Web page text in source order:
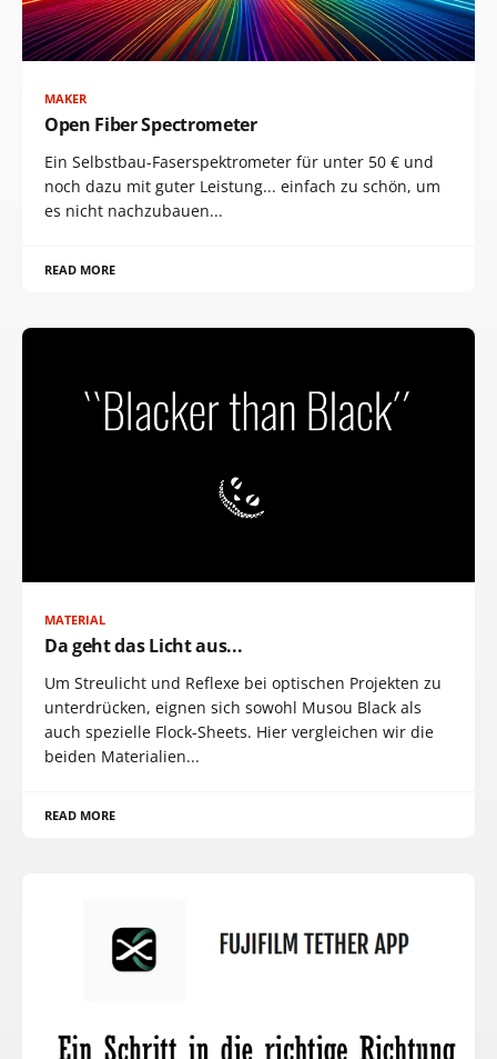
MAKER
Open Fiber Spectrometer
Ein Selbstbau-Faserspektrometer für unter 50 € und
noch dazu mit guter Leistung... einfach zu schön, um
es nicht nachzubauen...
READ MORE
MATERIAL
Da geht das Licht aus...
Um Streulicht und Reflexe bei optischen Projekten zu
unterdrücken, eignen sich sowohl Musou Black als
auch spezielle Flock-Sheets. Hier vergleichen wir die
beiden Materialien...
READ MORE